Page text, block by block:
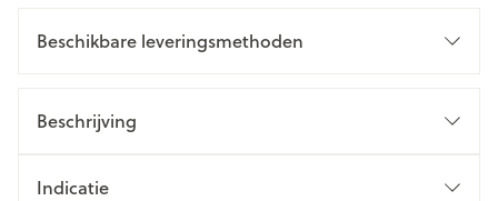
Beschikbare leveringsmethoden
Beschrijving
Indicatie